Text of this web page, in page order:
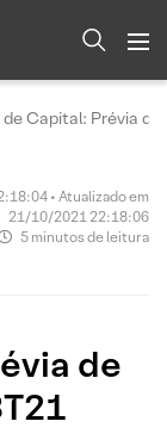
de Capital: Prévia
• Atualizado em
21/10/2021 22:18:06
5 minutos de leitura
de